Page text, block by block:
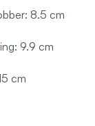
8.5 cm
9.9 cm
cm